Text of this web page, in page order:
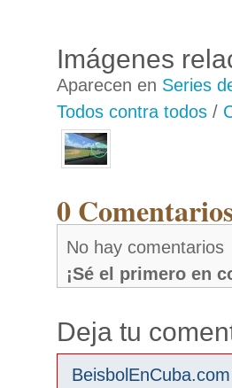
Imágenes
Aparecen en Series
Todos contra todos /
0
No hay comentarios
¡Sé el primero en
Deja tu